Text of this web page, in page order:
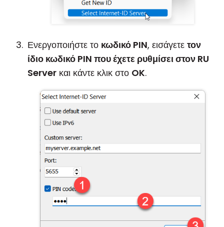
Ενεργοποιήστε το κωδικό PIN, εισάγετε τον
ίδιο κωδικό PIN που έχετε ρυθμίσει στον RU
Server και κάντε κλικ στο OK.